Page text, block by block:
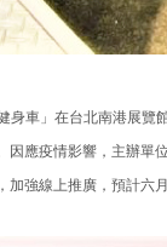
身車」在台北南港展
因應疫情影響，主辦
強線上推廣，預計六